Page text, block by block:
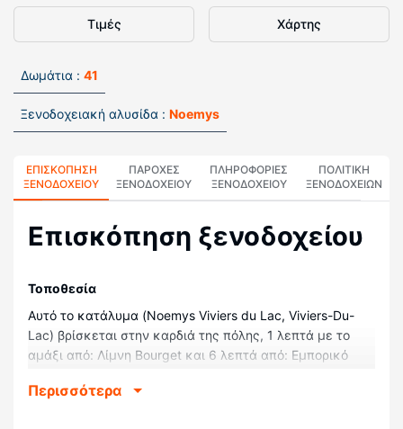
Τιμές Χάρτης
Δωμάτια : 41
Ξενοδοχειακή αλυσίδα : Noemys
ΕΠΙΣΚΌΠΗΣΗ
ΞΕΝΟΔΟΧΕΊΟΥ
ΠΑΡΟΧΕΣ
ΞΕΝΟΔΟΧΕΙΟΥ
ΠΛΗΡΟΦΟΡΊΕΣ
ΞΕΝΟΔΟΧΕΊΟΥ
ΠΟΛΙΤΙΚΗ
ΞΕΝΟΔΟΧΕΊΩΝ
Επισκόπηση ξενοδοχείου
Τοποθεσία
Αυτό το κατάλυμα (Noemys Viviers du Lac, Viviers-Du-
Lac) βρίσκεται στην καρδιά της πόλης, 1 λεπτά με το
αμάξι από: Λίμνη Bourget και 6 λεπτά από: Εμπορικό
από: Υδάτινο Κέντρο Thermes Chevalley και 7,4 χλμ. από:
Περισσότερα